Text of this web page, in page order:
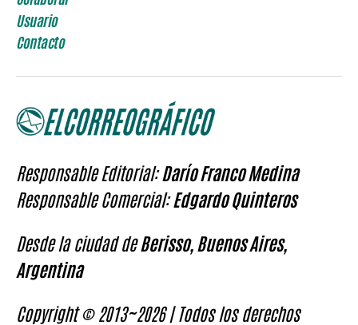
Usuario
Contacto
Responsable Editorial:Darío Franco Medina
Responsable Comercial:Edgardo Quinteros
Desde la ciudad deBerisso, Buenos Aires,
Argentina
Copyright © 2013~2026 | Todos los derechos